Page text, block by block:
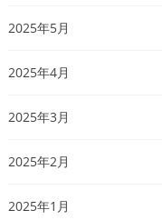
2025年5月
2025年4月
2025年3月
2025年2月
2025年1月